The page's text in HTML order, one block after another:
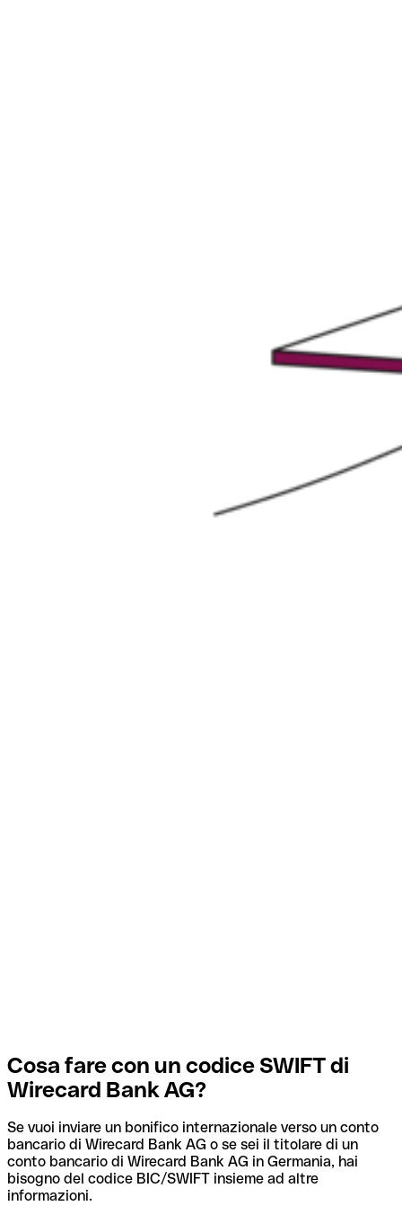
Cosa fare con un codice SWIFT di
Wirecard Bank AG?
Se vuoi inviare un bonifico internazionale verso un conto
bancario di Wirecard Bank AG o se sei il titolare di un
conto bancario di Wirecard Bank AG in Germania, hai
bisogno del codice BIC/SWIFT insieme ad altre
informazioni.